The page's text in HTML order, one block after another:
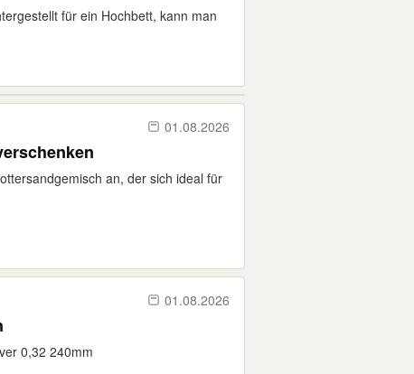
für ein Hochbett, kann man
01.08.2026
an, der sich ideal für
01.08.2026
0,32 240mm